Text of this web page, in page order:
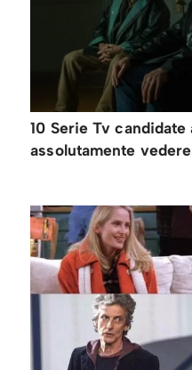
10 Serie Tv
assolutamente vedere